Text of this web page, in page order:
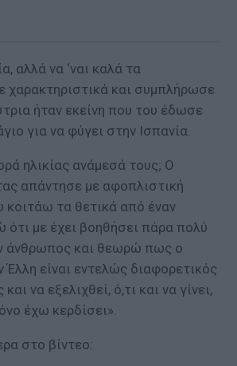
αλλά να ‘ναι καλά τα
χαρακτηριστικά και συμπλήρωσε
ήταν εκείνη που του έδωσε
για να φύγει στην Ισπανία.
ηλικίας ανάμεσά τους; Ο
απάντησε με αφοπλιστική
κοιτάω τα θετικά από έναν
με έχει βοηθήσει πάρα πολύ
άνθρωπος και θεωρώ πως ο
Έλλη είναι εντελώς διαφορετικός
να εξελιχθεί, ό,τι και να γίνει,
έχω κερδίσει».
στο βίντεο: